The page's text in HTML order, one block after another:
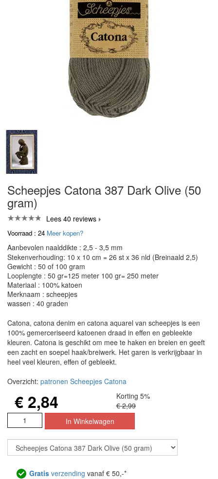
Scheepjes Catona 387 Dark Olive (50
gram)
Lees 40 reviews
Voorraad : 24 Meer kopen?
Aanbevolen naalddikte : 2,5 - 3,5 mm
Stekenverhouding: 10 x 10 cm = 26 st x 36 nld (Breinaald 2,5)
Gewicht : 50 of 100 gram
Looplengte : 50 gr=125 meter 100 gr= 250 meter
Materiaal : 100% katoen
Merknaam : scheepjes
wassen : 40 graden
Catona, catona denim en catona aquarel van scheepjes is een
100% gemerceriseerd katoenen draad in effen en gebleekte
kleuren. Catona is geschikt om mee te haken en breien en geeft
een zacht en soepel haak/breiwerk. Het garen is verkrijgbaar in
heel veel kleuren, effen of gebleekt.
Overzicht: patronen Scheepjes Catona
€ 2,84
Korting 5%
€ 2,99
Gratis verzending vanaf € 50,-*